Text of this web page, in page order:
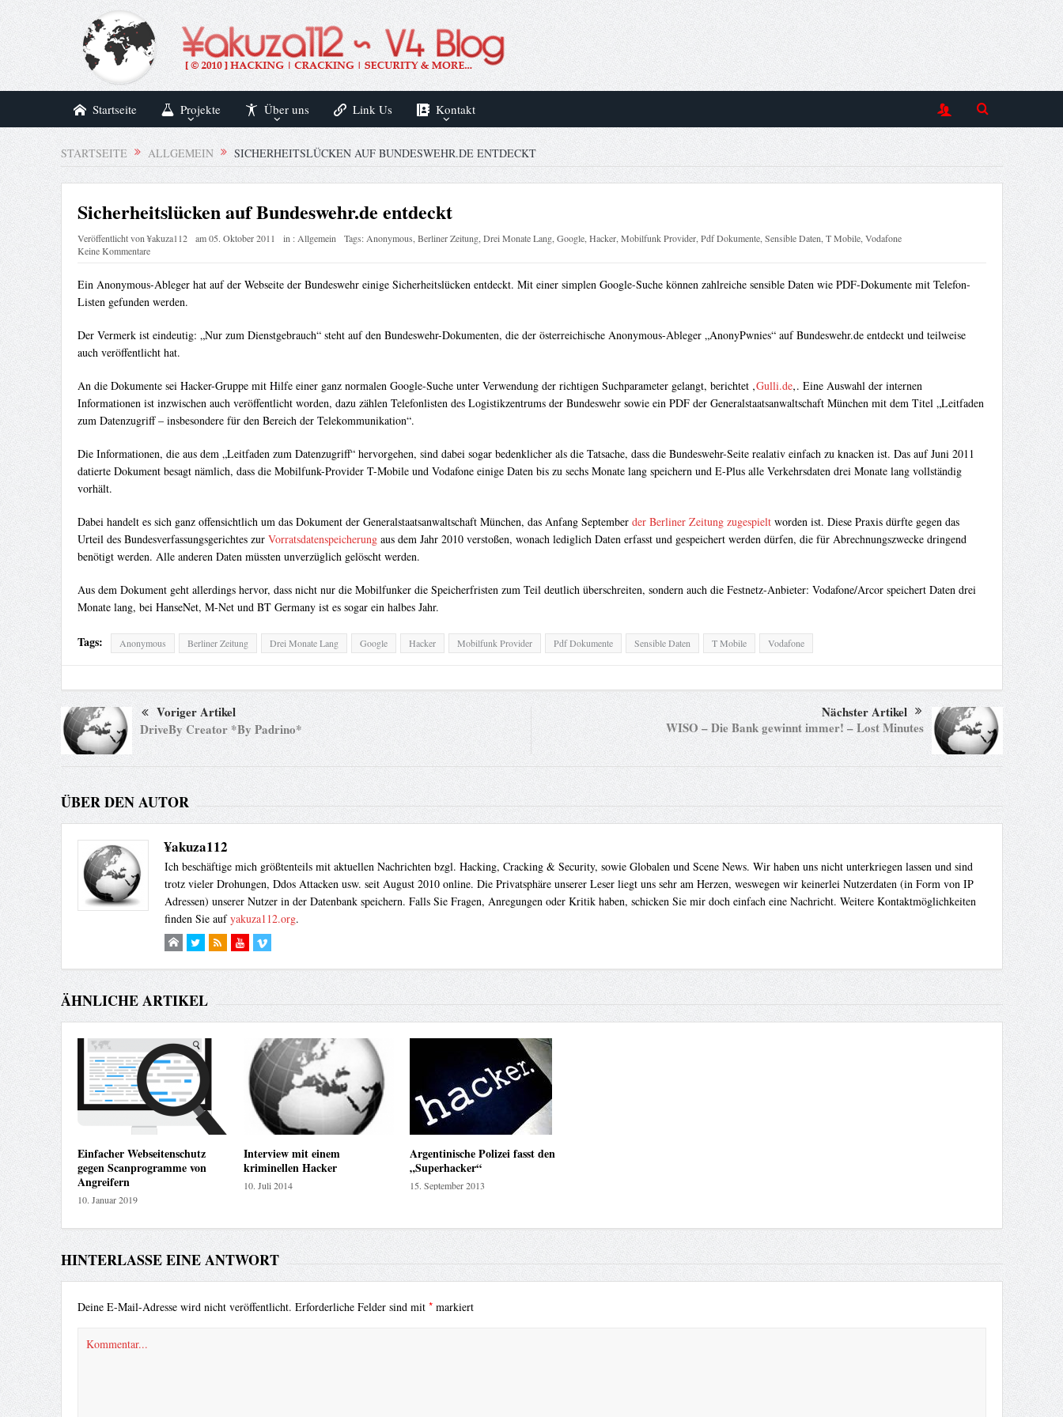
Startseite Projekte Über uns Link Us Kontakt
STARTSEITE ALLGEMEIN SICHERHEITSLÜCKEN AUF BUNDESWEHR.DE ENTDECKT
Sicherheitslücken auf Bundeswehr.de entdeckt
Veröffentlicht von¥akuza112 am05. Oktober 2011 in :Allgemein Tags:Anonymous,Berliner Zeitung,Drei Monate Lang,Google,Hacker,Mobilfunk Provider,Pdf Dokumente,Sensible Daten,T Mobile,Vodafone
Keine Kommentare
Ein Anonymous-Ableger hat auf der Webseite der Bundeswehr einige Sicherheitslücken entdeckt. Mit einer simplen Google-Suche können zahlreiche sensible Daten wie PDF-Dokumente mit Telefon-
Listen gefunden werden.
Der Vermerk ist eindeutig: „Nur zum Dienstgebrauch“ steht auf den Bundeswehr-Dokumenten, die der österreichische Anonymous-Ableger „AnonyPwnies“ auf Bundeswehr.de entdeckt und teilweise
auch veröffentlicht hat.
An die Dokumente sei Hacker-Gruppe mit Hilfe einer ganz normalen Google-Suche unter Verwendung der richtigen Suchparameter gelangt, berichtet ‚Gulli.de‚. Eine Auswahl der internen
Informationen ist inzwischen auch veröffentlicht worden, dazu zählen Telefonlisten des Logistikzentrums der Bundeswehr sowie ein PDF der Generalstaatsanwaltschaft München mit dem Titel „Leitfaden
zum Datenzugriff – insbesondere für den Bereich der Telekommunikation“.
Die Informationen, die aus dem „Leitfaden zum Datenzugriff“ hervorgehen, sind dabei sogar bedenklicher als die Tatsache, dass die Bundeswehr-Seite realativ einfach zu knacken ist. Das auf Juni 2011
datierte Dokument besagt nämlich, dass die Mobilfunk-Provider T-Mobile und Vodafone einige Daten bis zu sechs Monate lang speichern und E-Plus alle Verkehrsdaten drei Monate lang vollständig
vorhält.
Dabei handelt es sich ganz offensichtlich um das Dokument der Generalstaatsanwaltschaft München, das Anfang September der Berliner Zeitung zugespieltworden ist. Diese Praxis dürfte gegen das
Urteil des Bundesverfassungsgerichtes zur Vorratsdatenspeicherungaus dem Jahr 2010 verstoßen, wonach lediglich Daten erfasst und gespeichert werden dürfen, die für Abrechnungszwecke dringend
benötigt werden. Alle anderen Daten müssten unverzüglich gelöscht werden.
Aus dem Dokument geht allerdings hervor, dass nicht nur die Mobilfunker die Speicherfristen zum Teil deutlich überschreiten, sondern auch die Festnetz-Anbieter: Vodafone/Arcor speichert Daten drei
Monate lang, bei HanseNet, M-Net und BT Germany ist es sogar ein halbes Jahr.
Tags: Anonymous Berliner Zeitung Drei Monate Lang Google Hacker Mobilfunk Provider Pdf Dokumente Sensible Daten T Mobile Vodafone
Voriger Artikel
DriveBy Creator *By Padrino*
Nächster Artikel
WISO – Die Bank gewinnt immer! – Lost Minutes
ÜBER DEN AUTOR
¥akuza112
Ich beschäftige mich größtenteils mit aktuellen Nachrichten bzgl. Hacking, Cracking & Security, sowie Globalen und Scene News. Wir haben uns nicht unterkriegen lassen und sind
trotz vieler Drohungen, Ddos Attacken usw. seit August 2010 online. Die Privatsphäre unserer Leser liegt uns sehr am Herzen, weswegen wir keinerlei Nutzerdaten (in Form von IP
Adressen) unserer Nutzer in der Datenbank speichern. Falls Sie Fragen, Anregungen oder Kritik haben, schicken Sie mir doch einfach eine Nachricht. Weitere Kontaktmöglichkeiten
finden Sie aufyakuza112.org.
ÄHNLICHE ARTIKEL
Einfacher Webseitenschutz
gegen Scanprogramme von
Angreifern
10. Januar 2019
Interview mit einem
kriminellen Hacker
10. Juli 2014
Argentinische Polizei fasst den
„Superhacker“
15. September 2013
HINTERLASSE EINE ANTWORT
Deine E-Mail-Adresse wird nicht veröffentlicht. Erforderliche Felder sind mit *markiert